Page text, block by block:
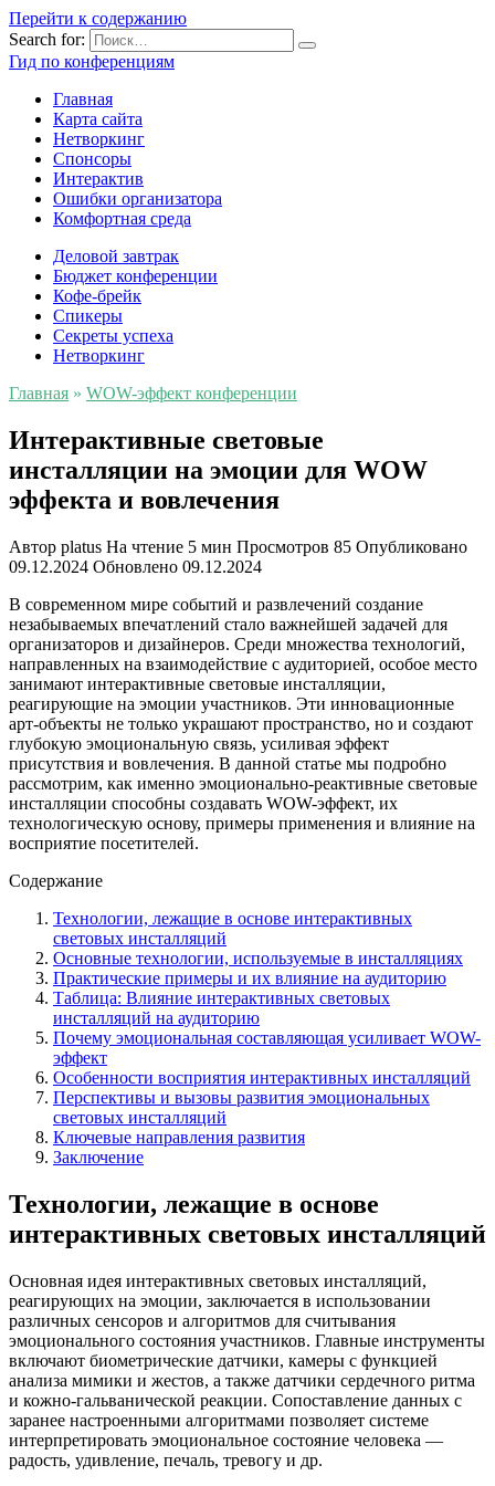
Перейти к содержанию
Search for:
Гид по конференциям
Главная
Карта сайта
Нетворкинг
Спонсоры
Интерактив
Ошибки организатора
Комфортная среда
Деловой завтрак
Бюджет конференции
Кофе-брейк
Спикеры
Секреты успеха
Нетворкинг
Главная » WOW-эффект конференции
Интерактивные световые
инсталляции на эмоции для WOW
эффекта и вовлечения
Автор platus На чтение 5 мин Просмотров 85 Опубликовано
09.12.2024 Обновлено 09.12.2024
В современном мире событий и развлечений создание
незабываемых впечатлений стало важнейшей задачей для
организаторов и дизайнеров. Среди множества технологий,
направленных на взаимодействие с аудиторией, особое место
занимают интерактивные световые инсталляции,
реагирующие на эмоции участников. Эти инновационные
арт-объекты не только украшают пространство, но и создают
глубокую эмоциональную связь, усиливая эффект
присутствия и вовлечения. В данной статье мы подробно
рассмотрим, как именно эмоционально-реактивные световые
инсталляции способны создавать WOW-эффект, их
технологическую основу, примеры применения и влияние на
восприятие посетителей.
Содержание
Технологии, лежащие в основе интерактивных
световых инсталляций
Основные технологии, используемые в инсталляциях
Практические примеры и их влияние на аудиторию
Таблица: Влияние интерактивных световых
инсталляций на аудиторию
Почему эмоциональная составляющая усиливает WOW-
эффект
Особенности восприятия интерактивных инсталляций
Перспективы и вызовы развития эмоциональных
световых инсталляций
Ключевые направления развития
Заключение
Технологии, лежащие в основе
интерактивных световых инсталляций
Основная идея интерактивных световых инсталляций,
реагирующих на эмоции, заключается в использовании
различных сенсоров и алгоритмов для считывания
эмоционального состояния участников. Главные инструменты
включают биометрические датчики, камеры с функцией
анализа мимики и жестов, а также датчики сердечного ритма
и кожно-гальванической реакции. Сопоставление данных с
заранее настроенными алгоритмами позволяет системе
интерпретировать эмоциональное состояние человека —
радость, удивление, печаль, тревогу и др.